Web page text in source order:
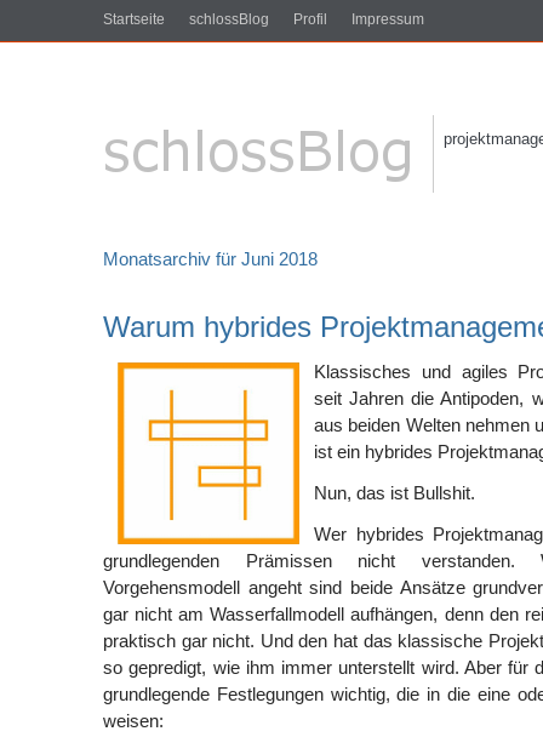
Startseite schlossBlog Profil Impressum
Monatsarchiv für Juni 2018
Warum hybrides
Klassisches und agiles
seit Jahren die Antipoden,
aus beiden Welten nehmen
ist ein hybrides
Nun, das ist Bullshit.
Wer hybrides
grundlegenden Prämissen nicht
Vorgehensmodell angeht sind beide Ansätze
gar nicht am Wasserfallmodell aufhängen, denn den
praktisch gar nicht. Und den hat das klassische
so gepredigt, wie ihm immer unterstellt wird. Aber für
grundlegende Festlegungen wichtig, die in die eine
weisen: